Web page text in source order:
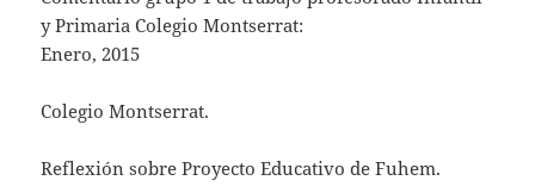
y Primaria Colegio Montserrat:
Enero, 2015
Colegio Montserrat.
Reflexión sobre Proyecto Educativo de Fuhem.